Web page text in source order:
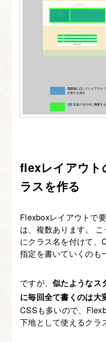
flexレイアウト
ラスを作る
Flexboxレイアウトで
は、複数あります。
にクラス名を付けて
指定を書いていくのも
ですが、似たようなス
に毎回全て書くのは大
CSSも多いので、
下地として使えるクラ